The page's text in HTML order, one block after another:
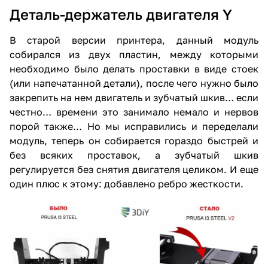
Деталь-держатель двигателя Y
В старой версии принтера, данный модуль
собирался из двух пластин, между которыми
необходимо было делать проставки в виде стоек
(или напечатанной детали), после чего нужно было
закрепить на нем двигатель и зубчатый шкив… если
честно… времени это занимало немало и нервов
порой также… Но мы исправились и переделали
модуль, теперь он собирается гораздо быстрей и
без всяких проставок, а зубчатый шкив
регулируется без снятия двигателя целиком. И еще
один плюс к этому: добавлено ребро жесткости.